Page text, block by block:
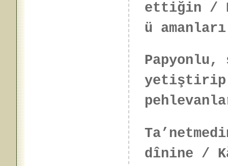
ettiğin /
ü amanları
yetiştirip
dînine /